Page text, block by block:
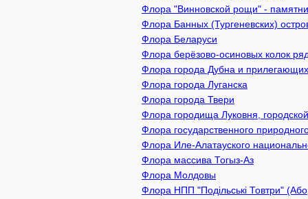
Флора "Винновской рощи" -
Флора Банных (Тургеневских)
Флора Беларуси
Флора берёзово-осиновых колок
Флора города Дубна и
Флора города Луганска
Флора города Твери
Флора городища Луковня,
Флора государственного
Флора Иле-Алатауского
Флора массива Тогыз-Аз
Флора Молдовы
Флора НПП "Подільські Товтри"